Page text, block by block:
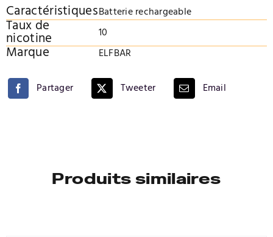
CaractéristiquesBatterie rechargeable
Taux de
nicotine 10
Marque ELFBAR
Partager Tweeter Email
Produits similaires